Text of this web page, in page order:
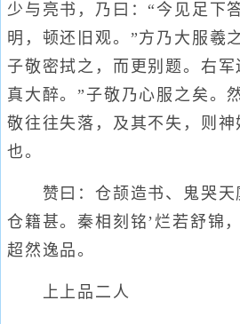
少与亮书，乃曰：“今见足下
明，顿还旧观。”方乃大服羲
子敬密拭之，而更别题。右
真大醉。”子敬乃心服之矣。
敬往往失落，及其不失，则
也。
赞曰：仓颉造书、鬼哭天
仓籍甚。秦相刻铭’烂若舒锦
超然逸品。
上上品二人